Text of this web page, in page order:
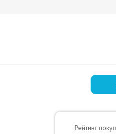
Рейтинг